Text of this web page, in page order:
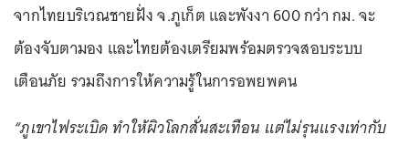
จากไทยบริเวณชายฝั่ง จ.ภูเก็ต และพังงา 600 กว่า กม. จะ
ต้องจับตามอง และไทยต้องเตรียมพร้อมตรวจสอบระบบ
เตือนภัย รวมถึงการให้ความรู้ในการอพยพคน
“ภูเขาไฟระเบิด ทำให้ผิวโลกสั่นสะเทือน แต่ไม่รุนแรงเท่ากับ